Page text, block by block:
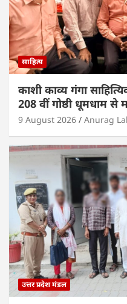
साहित्य
काशी काव्य गंगा
208 वीं गोष्ठी धूमधाम से
9 August 2026 Anurag
उत्तर प्रदेश मंडल